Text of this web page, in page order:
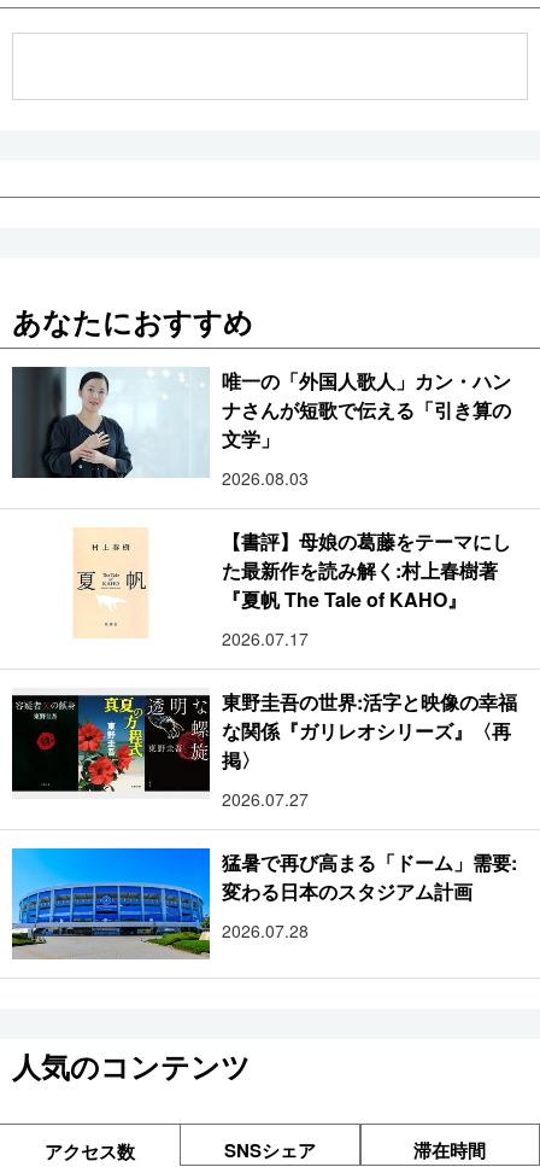
あなたにおすすめ
唯一の「外国人歌人」カン・ハン
ナさんが短歌で伝える「引き算の
文学」
2026.08.03
【書評】母娘の葛藤をテーマにし
た最新作を読み解く:村上春樹著
『夏帆 The Tale of KAHO』
2026.07.17
東野圭吾の世界:活字と映像の幸福
な関係『ガリレオシリーズ』〈再
掲〉
2026.07.27
猛暑で再び高まる「ドーム」需要:
変わる日本のスタジアム計画
2026.07.28
人気のコンテンツ
アクセス数 SNSシェア 滞在時間